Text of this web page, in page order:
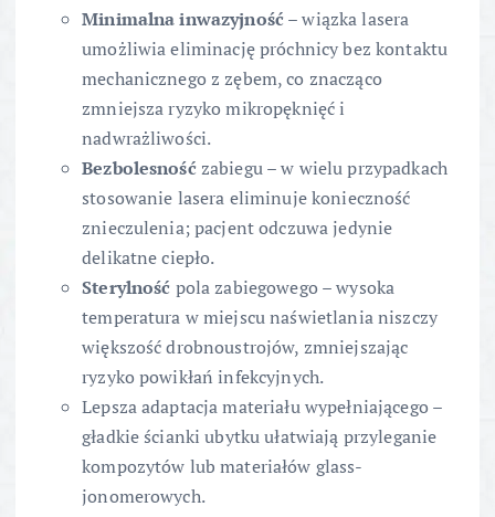
Minimalna inwazyjność – wiązka lasera
umożliwia eliminację próchnicy bez kontaktu
mechanicznego z zębem, co znacząco
zmniejsza ryzyko mikropęknięć i
nadwrażliwości.
Bezbolesność zabiegu – w wielu przypadkach
stosowanie lasera eliminuje konieczność
znieczulenia; pacjent odczuwa jedynie
delikatne ciepło.
Sterylność pola zabiegowego – wysoka
temperatura w miejscu naświetlania niszczy
większość drobnoustrojów, zmniejszając
ryzyko powikłań infekcyjnych.
Lepsza adaptacja materiału wypełniającego –
gładkie ścianki ubytku ułatwiają przyleganie
kompozytów lub materiałów glass-
jonomerowych.